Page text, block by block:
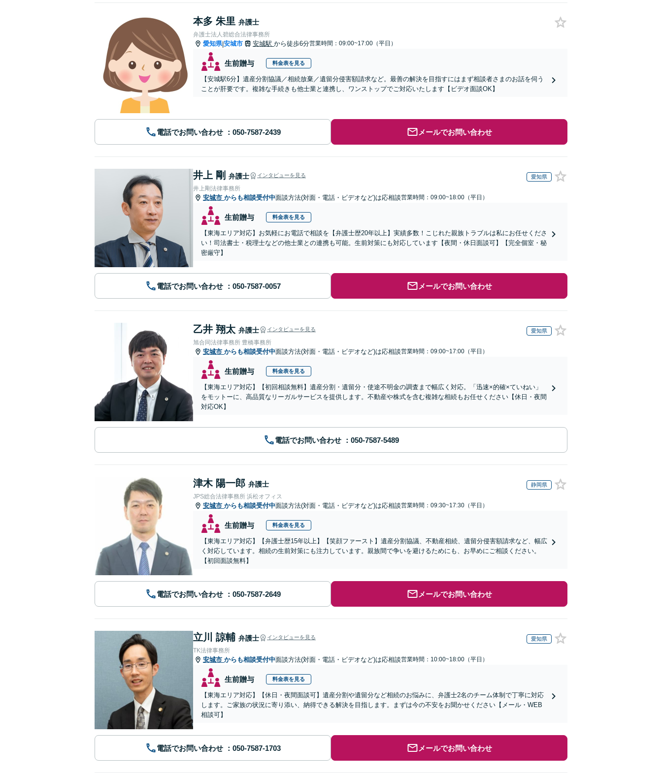
本多 朱里 弁護士
弁護士法人碧総合法律事務所
愛知県|安城市 安城駅 から徒歩6分営業時間：09:00~17:00（平日）
生前贈与 料金表を見る
【安城駅6分】遺産分割協議／相続放棄／遺留分侵害額請求など。最善の解決を目指すにはまず相談者さまのお話を伺う
ことが肝要です。複雑な手続きも他士業と連携し、ワンストップでご対応いたします【ビデオ面談OK】
電話でお問い合わせ メールでお問い合わせ
井上 剛 弁護士 インタビューを見る 愛知県
井上剛法律事務所
安城市 からも相談受付中面談方法(対面・電話・ビデオなど)は応相談営業時間：09:00~18:00（平日）
生前贈与 料金表を見る
【東海エリア対応】お気軽にお電話で相談を【弁護士歴20年以上】実績多数！こじれた親族トラブルは私にお任せくださ
い！司法書士・税理士などの他士業との連携も可能。生前対策にも対応しています【夜間・休日面談可】【完全個室・秘
密厳守】
電話でお問い合わせ メールでお問い合わせ
乙井 翔太 弁護士 インタビューを見る 愛知県
旭合同法律事務所 豊橋事務所
安城市 からも相談受付中面談方法(対面・電話・ビデオなど)は応相談営業時間：09:00~17:00（平日）
生前贈与 料金表を見る
【東海エリア対応】【初回相談無料】遺産分割・遺留分・使途不明金の調査まで幅広く対応。「迅速×的確×ていねい」
をモットーに、高品質なリーガルサービスを提供します。不動産や株式を含む複雑な相続もお任せください【休日・夜間
対応OK】
電話でお問い合わせ
津木 陽一郎 弁護士 静岡県
JPS総合法律事務所 浜松オフィス
安城市 からも相談受付中面談方法(対面・電話・ビデオなど)は応相談営業時間：09:30~17:30（平日）
生前贈与 料金表を見る
【東海エリア対応】【弁護士歴15年以上】【笑顔ファースト】遺産分割協議、不動産相続、遺留分侵害額請求など、幅広
く対応しています。相続の生前対策にも注力しています。親族間で争いを避けるためにも、お早めにご相談ください。
【初回面談無料】
電話でお問い合わせ メールでお問い合わせ
立川 諒輔 弁護士 インタビューを見る 愛知県
TK法律事務所
安城市 からも相談受付中面談方法(対面・電話・ビデオなど)は応相談営業時間：10:00~18:00（平日）
生前贈与 料金表を見る
【東海エリア対応】【休日・夜間面談可】遺産分割や遺留分など相続のお悩みに、弁護士2名のチーム体制で丁寧に対応
します。ご家族の状況に寄り添い、納得できる解決を目指します。まずは今の不安をお聞かせください【メール・WEB
相談可】
電話でお問い合わせ メールでお問い合わせ